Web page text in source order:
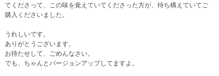
てくださって、この味を覚えていてくださった方が、待ち構えていてご
購入くださいました。
うれしいです。
ありがとうございます。
お待たせして、ごめんなさい。
でも、ちゃんとバージョンアップしてますよ。